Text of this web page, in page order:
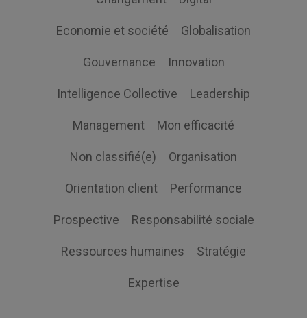
Economie et société Globalisation
Gouvernance Innovation
Intelligence Collective Leadership
Management Mon efficacité
Non classifié(e) Organisation
Orientation client Performance
Prospective Responsabilité sociale
Ressources humaines Stratégie
Expertise